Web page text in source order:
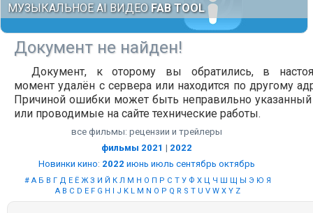
МУЗЫКАЛЬНОЕ AI ВИДЕО FAB TOOL
Документ не найден!
Документ, к оторому вы обратились, в
момент удалён с сервера или находится по другому
Причиной ошибки может быть неправильно указанный
или проводимые на сайте технические работы.
все фильмы: рецензии и трейлеры
фильмы 2021 | 2022
Новинки кино: 2022 июнь июль сентябрь октябрь
# А Б В Г Д Е Ё Ж З И Й К Л М Н О П Р С Т У Ф Х Ц Ч Ш Щ Ы Э Ю Я
A B C D E F G H I J K L M N O P Q R S T U V W X Y Z